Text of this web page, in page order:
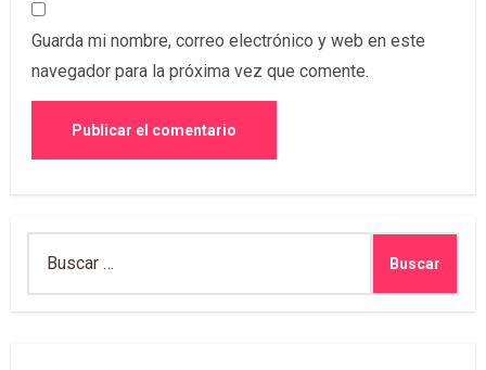
Guarda mi nombre, correo electrónico y web en este
navegador para la próxima vez que comente.